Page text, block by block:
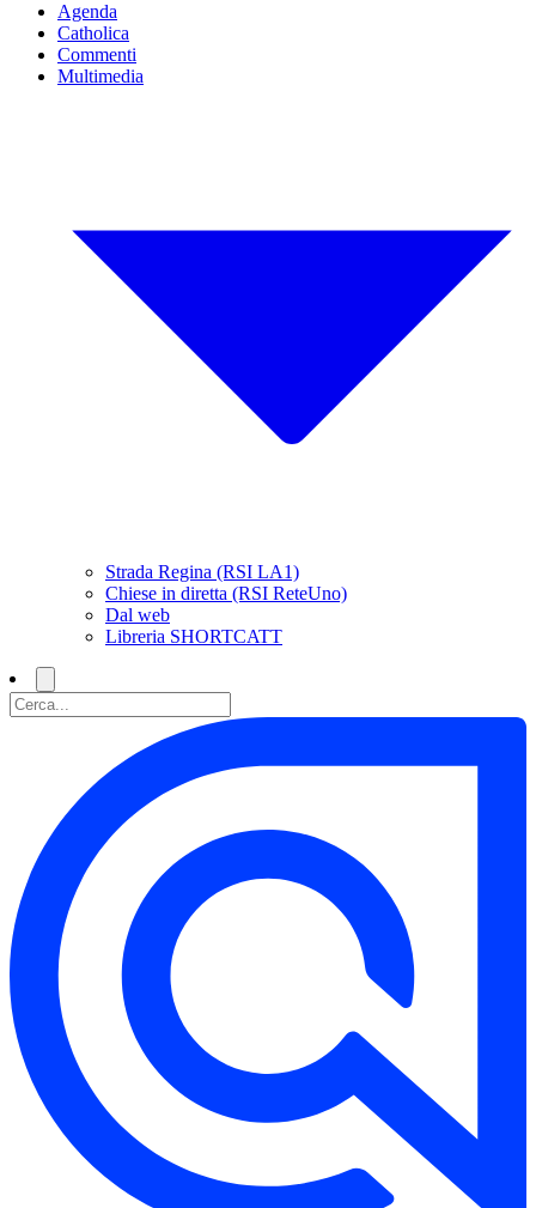
Agenda
Catholica
Commenti
Multimedia
Strada Regina (RSI LA1)
Chiese in diretta (RSI ReteUno)
Dal web
Libreria SHORTCATT